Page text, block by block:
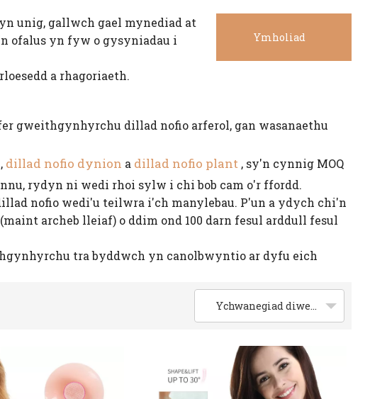
unig, gallwch gael mynediad at
ofalus yn fyw o gysyniadau i
a rhagoriaeth.
Ymholiad
gweithgynhyrchu dillad nofio arferol, gan wasanaethu
, dillad nofio dynion a dillad nofio plant , sy'n cynnig MOQ
rydyn ni wedi rhoi sylw i chi bob cam o'r ffordd.
nofio wedi'u teilwra i'ch manylebau. P'un a ydych chi'n
archeb lleiaf) o ddim ond 100 darn fesul arddull fesul
tra byddwch yn canolbwyntio ar dyfu eich
Ychwanegiad diweddaraf